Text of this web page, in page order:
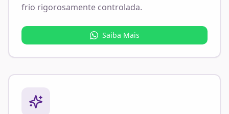
frio rigorosamente controlada.
Saiba Mais